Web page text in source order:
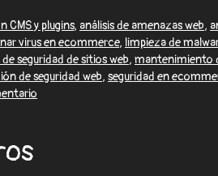
CMS y plugins, análisis de amenazas web,
virus en ecommerce, limpieza de
seguridad de sitios web, mantenimiento
de seguridad web, seguridad en